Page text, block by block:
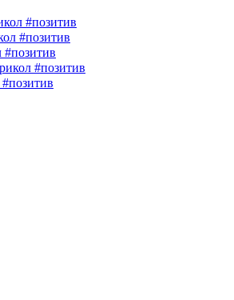
#позитив
#позитив
#позитив